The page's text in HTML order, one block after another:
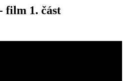
film 1. část